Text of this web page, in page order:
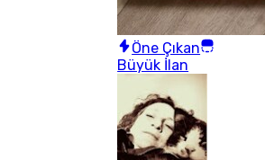
Öne Çıkan
Büyük İlan